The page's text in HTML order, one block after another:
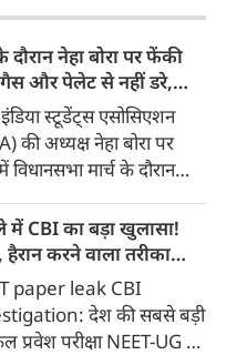
नेहा बोरा पर फेंकी
और पेलेट से नहीं डरे,
स्टूडेंट्स एसोसिएशन
की अध्यक्ष नेहा बोरा पर
विधानसभा मार्च के दौरान
को हम पर आंसू गैस के गोले
पेलेट गन का इस्तेमाल
गया; जब हम तब नहीं डरे, तो
स्याही हमारा क्या बिगाड़
में CBI का बड़ा खुलासा!
करने वाला तरीका
paper leak CBI
देश की सबसे बड़ी
प्रवेश परीक्षा NEET-UG के